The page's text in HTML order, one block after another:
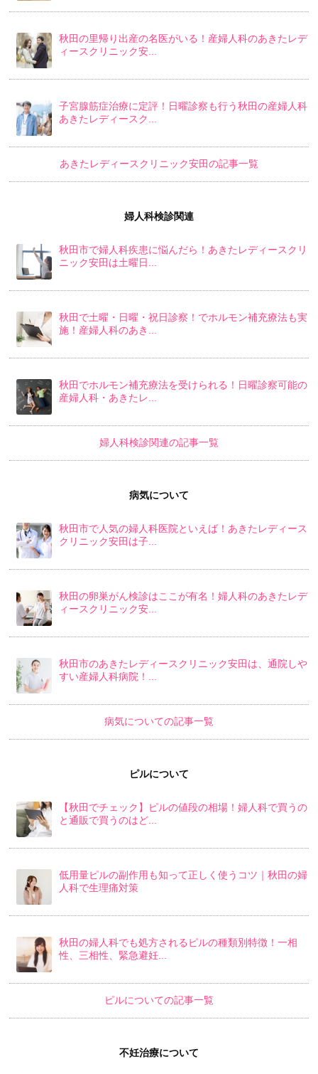
秋田の里帰り出産の名医がいる！産婦人科のあきたレデ
ィースクリニック安...
子宮腺筋症治療に定評！日曜診察も行う秋田の産婦人科
あきたレディースク...
あきたレディースクリニック安田の記事一覧
婦人科検診関連
秋田市で婦人科疾患に悩んだら！あきたレディースクリ
ニック安田は土曜日...
秋田で土曜・日曜・祝日診察！でホルモン補充療法も実
施！産婦人科のあき...
秋田でホルモン補充療法を受けられる！日曜診察可能の
産婦人科・あきたレ...
婦人科検診関連の記事一覧
病気について
秋田市で人気の婦人科医院といえば！あきたレディース
クリニック安田は子...
秋田の卵巣がん検診はここが有名！婦人科のあきたレデ
ィースクリニック安...
秋田市のあきたレディースクリニック安田は、通院しや
すい産婦人科病院！...
病気についての記事一覧
ピルについて
【秋田でチェック】ピルの値段の相場！婦人科で買うの
と通販で買うのはど...
低用量ピルの副作用も知って正しく使うコツ｜秋田の婦
人科で生理痛対策
秋田の婦人科でも処方されるピルの種類別特徴！一相
性、三相性、緊急避妊...
ピルについての記事一覧
不妊治療について